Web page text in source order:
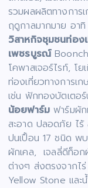
รวมผลผลิตทางการ
ฤดูกาลมากมาย อา
วิสาหกิจชุมชนท่อง
เพชรบูรณ์
โคพาสเจอร์ไรท์, โย
ท่องเที่ยวทางการ
เช่น ฟักทองบัตเตอ
น้อยฟาร์ม ฟาร์มผั
สะอาด ปลอดภัย ไร้
ปนเปื้อน 17 ชนิด พ
ผักเคล, เจลลี่ดีท็อ
ต่างๆ ส่งตรงจากไ
Yellow Stone และ